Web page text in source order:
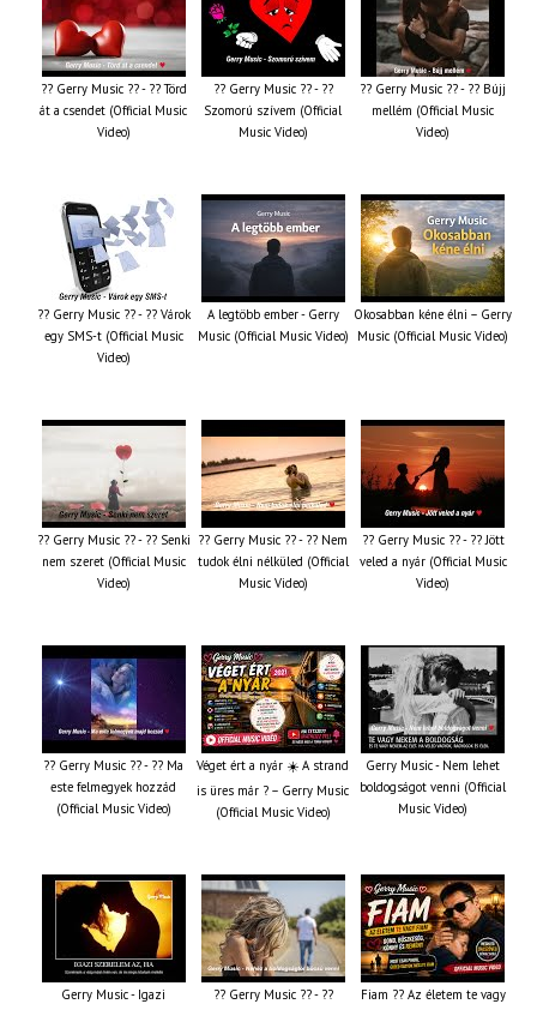
?? Gerry Music ?? - ?? Törd
át a csendet (Official Music
Video)
?? Gerry Music ?? - ??
Szomorú szívem (Official
Music Video)
?? Gerry Music ?? - ?? Bújj
mellém (Official Music
Video)
?? Gerry Music ?? - ?? Várok
egy SMS-t (Official Music
Video)
A legtöbb ember - Gerry
Music (Official Music Video)
Okosabban kéne élni – Gerry
Music (Official Music Video)
?? Gerry Music ?? - ?? Senki
nem szeret (Official Music
Video)
?? Gerry Music ?? - ?? Nem
tudok élni nélküled (Official
Music Video)
?? Gerry Music ?? - ?? Jött
veled a nyár (Official Music
Video)
?? Gerry Music ?? - ?? Ma
este felmegyek hozzád
(Official Music Video)
Véget ért a nyár ☀️ A strand
is üres már ? – Gerry Music
(Official Music Video)
Gerry Music - Nem lehet
boldogságot venni (Official
Music Video)
Gerry Music - Igazi
?? Gerry Music ?? - ??
Fiam ?‍? Az életem te vagy